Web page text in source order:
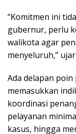
“Komitmen ini
gubernur, perlu
walikota agar
menyeluruh,”
Ada delapan
memasukkan
koordinasi
pelayanan
kasus, hingga